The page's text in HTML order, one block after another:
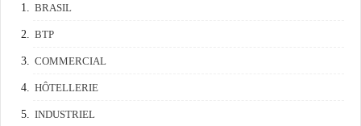
BRASIL
BTP
COMMERCIAL
HÔTELLERIE
INDUSTRIEL